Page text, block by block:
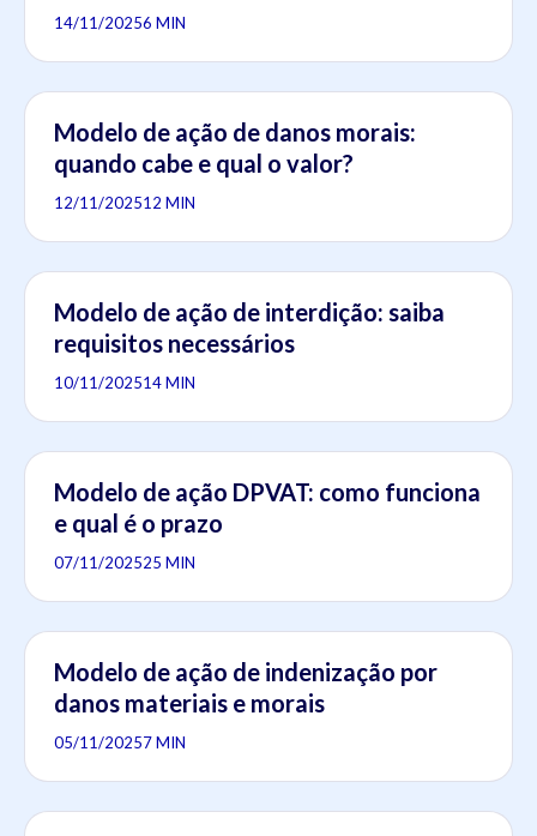
14/11/20256 MIN
Modelo de ação de danos morais:
quando cabe e qual o valor?
12/11/202512 MIN
Modelo de ação de interdição: saiba
requisitos necessários
10/11/202514 MIN
Modelo de ação DPVAT: como funciona
e qual é o prazo
07/11/202525 MIN
Modelo de ação de indenização por
danos materiais e morais
05/11/20257 MIN